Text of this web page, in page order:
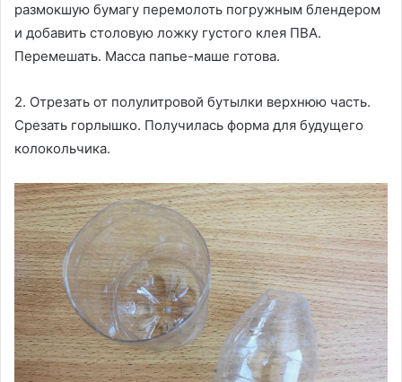
размокшую бумагу перемолоть погружным блендером
и добавить столовую ложку густого клея ПВА.
Перемешать. Масса папье-маше готова.
2. Отрезать от полулитровой бутылки верхнюю часть.
Срезать горлышко. Получилась форма для будущего
колокольчика.